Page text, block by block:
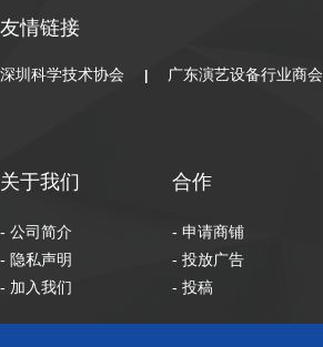
友情链接
深圳科学技术协会 广东演艺设备行业商会
关于我们
- 公司简介
- 隐私声明
- 加入我们
合作
- 申请商铺
- 投放广告
- 投稿